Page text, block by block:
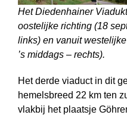
Het Diedenhainer
oostelijke richting (18
links) en vanuit
’s middags – rechts).
Het derde viaduct in dit
hemelsbreed 22 km ten
vlakbij het plaatsje